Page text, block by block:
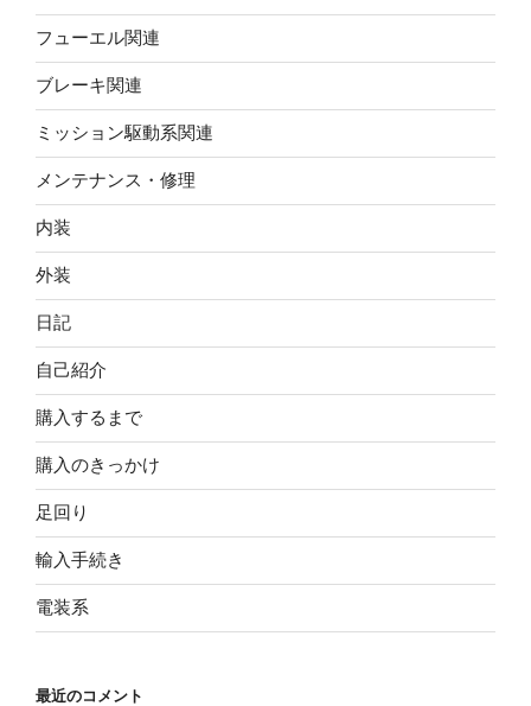
フューエル関連
ブレーキ関連
ミッション駆動系関連
メンテナンス・修理
内装
外装
日記
自己紹介
購入するまで
購入のきっかけ
足回り
輸入手続き
電装系
最近のコメント